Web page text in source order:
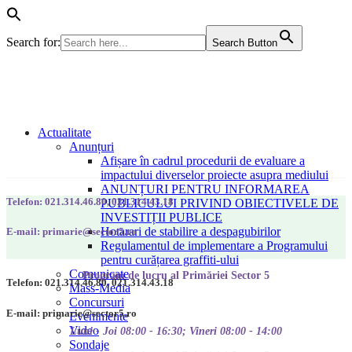
Search for: Search Button
Actualitate
Anunțuri
Afișare în cadrul procedurii de evaluare a
impactului diverselor proiecte asupra mediului
ANUNȚURI PENTRU INFORMAREA
PUBLICULUI PRIVIND OBIECTIVELE DE
INVESTIȚII PUBLICE
Hotarari de stabilire a despagubirilor
Regulamentul de implementare a Programului
pentru curățarea graffiti-ului
Comunicate
Mass-Media
Concursuri
Evenimente
Video
Sondaje
Telefon: 021.314.46.80, 021.314.43.18
E-mail: primarie@sector5.ro
Program de lucru al Primăriei Sector 5
Luni - Joi 08:00 - 16:30; Vineri 08:00 - 14:00
Telefon: 021.314.46.80, 021.314.43.18
E-mail: primarie@sector5.ro